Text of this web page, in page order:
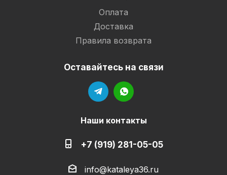
Оплата
Доставка
Правила возврата
Оставайтесь на связи
Наши контакты
+7 (919) 281-05-05
info@kataleya36.ru